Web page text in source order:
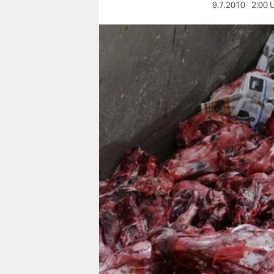
nord
wahrheit
verlag
verlag
veranstaltungen
shop
fragen & hilfe
unterstützen
abo
genossenschaft
9.7.2010 2:00